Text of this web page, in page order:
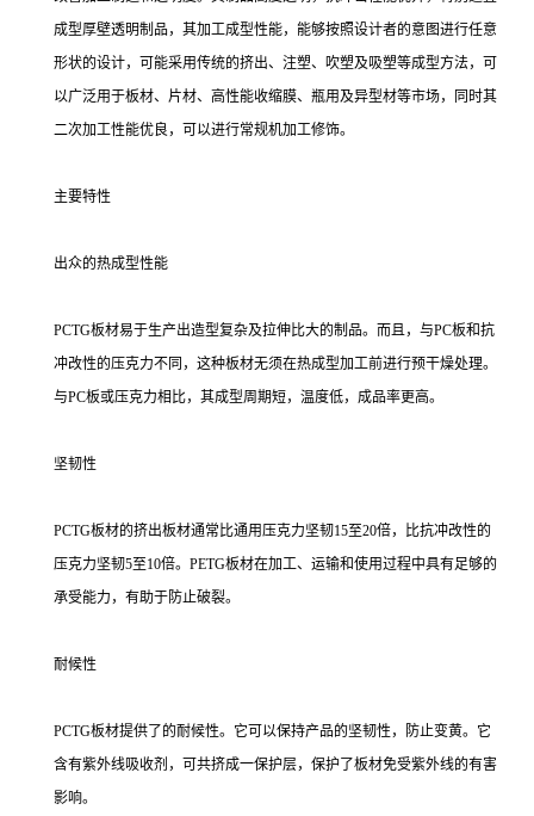
成型厚壁透明制品，其加工成型性能，能够按照设计者的意图进行任意
形状的设计，可能采用传统的挤出、注塑、吹塑及吸塑等成型方法，可
以广泛用于板材、片材、高性能收缩膜、瓶用及异型材等市场，同时其
二次加工性能优良，可以进行常规机加工修饰。
主要特性
出众的热成型性能
PCTG板材易于生产出造型复杂及拉伸比大的制品。而且，与PC板和抗
冲改性的压克力不同，这种板材无须在热成型加工前进行预干燥处理。
与PC板或压克力相比，其成型周期短，温度低，成品率更高。
坚韧性
PCTG板材的挤出板材通常比通用压克力坚韧15至20倍，比抗冲改性的
压克力坚韧5至10倍。PETG板材在加工、运输和使用过程中具有足够的
承受能力，有助于防止破裂。
耐候性
PCTG板材提供了的耐候性。它可以保持产品的坚韧性，防止变黄。它
含有紫外线吸收剂，可共挤成一保护层，保护了板材免受紫外线的有害
影响。